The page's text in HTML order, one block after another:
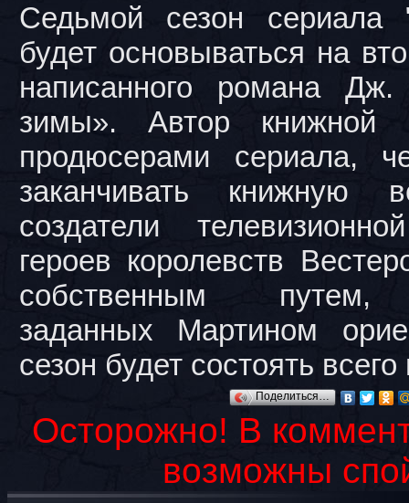
Седьмой сезон сериала
будет основываться на
написанного романа
зимы». Автор книжной
продюсерами сериала,
заканчивать книжную
создатели
героев королевств
собственным путем,
заданных Мартином
сезон будет состоять
Поделиться…
Осторожно! В
возможны